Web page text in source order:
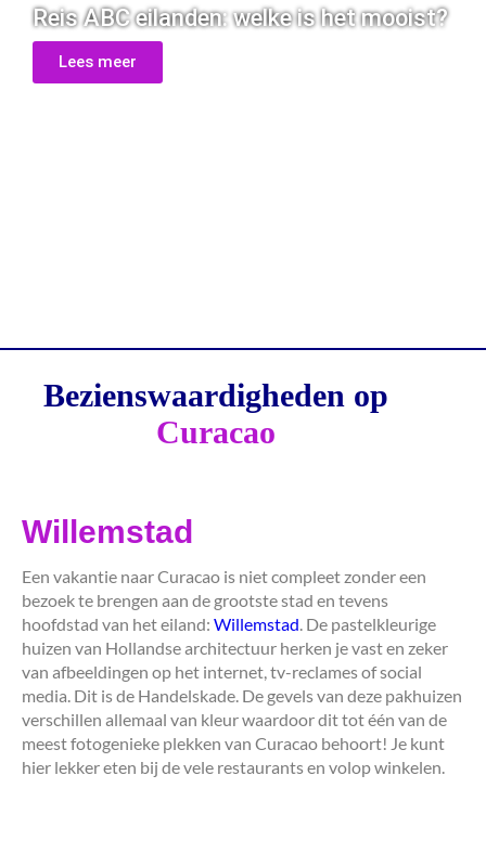
Reis ABC eilanden: welke is het mooist?
Lees meer
Bezienswaardigheden op
Curacao
Willemstad
Een vakantie naar Curacao is niet compleet zonder een
bezoek te brengen aan de grootste stad en tevens
hoofdstad van het eiland: Willemstad. De pastelkleurige
huizen van Hollandse architectuur herken je vast en zeker
van afbeeldingen op het internet, tv-reclames of social
media. Dit is de Handelskade. De gevels van deze pakhuizen
verschillen allemaal van kleur waardoor dit tot één van de
meest fotogenieke plekken van Curacao behoort! Je kunt
hier lekker eten bij de vele restaurants en volop winkelen.